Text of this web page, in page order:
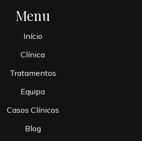
Menu
Início
Clínica
Tratamentos
Equipa
Casos Clínicos
Blog